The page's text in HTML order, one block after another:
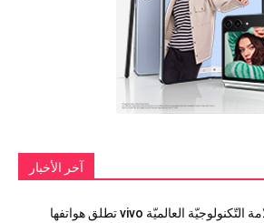
آخر الأخبار
العلامة التّكنولوجيّة العالميّة vivo تطلق هواتفها